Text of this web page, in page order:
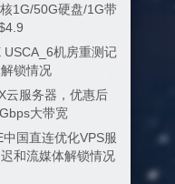
1G/50G硬盘/1G带
机房重测记
锁情况
云服务器，优惠后
大带宽
国直连优化VPS服
和流媒体解锁情况